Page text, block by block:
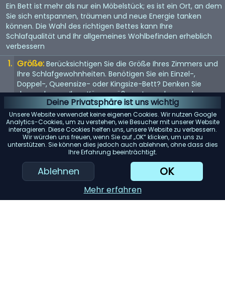
Deine Privatsphäre ist uns wichtig
Unsere Website verwendet keine eigenen Cookies. Wir nutzen Google
Analytics-Cookies, um zu verstehen, wie Besucher mit unserer Website
interagieren. Diese Cookies helfen uns, unsere Website zu verbessern.
Wir würden uns freuen, wenn Sie auf „OK“ klicken, um uns zu
unterstützen. Sie können dies jedoch auch ablehnen, ohne dass dies
Ihre Erfahrung beeinträchtigt.
Ablehnen OK
Mehr erfahren
Ein Bett ist mehr als nur ein Möbelstück; es ist ein Ort, an dem
Sie sich entspannen, träumen und neue Energie tanken
können. Die Wahl des richtigen Bettes kann Ihre
Schlafqualität und Ihr allgemeines Wohlbefinden erheblich
verbessern
Größe: Berücksichtigen Sie die Größe Ihres Zimmers und
Ihre Schlafgewohnheiten. Benötigen Sie ein Einzel-,
Doppel-, Queensize- oder Kingsize-Bett? Denken Sie
daran, dass es Ihrer Körpergröße entsprechen und
genügend Platz bieten sollte, wenn Sie es mit jemandem
teilen.
Matratze: Die Matratze ist entscheidend für einen guten
Schlaf. Suchen Sie nach einer Matratze, die Ihr
Körpergewicht gleichmäßig verteilt und Ihren
Komfortvorlieben entspricht, sei es weich, mittel oder
Rahmenmaterial: Das Material des Bettrahmens trägt